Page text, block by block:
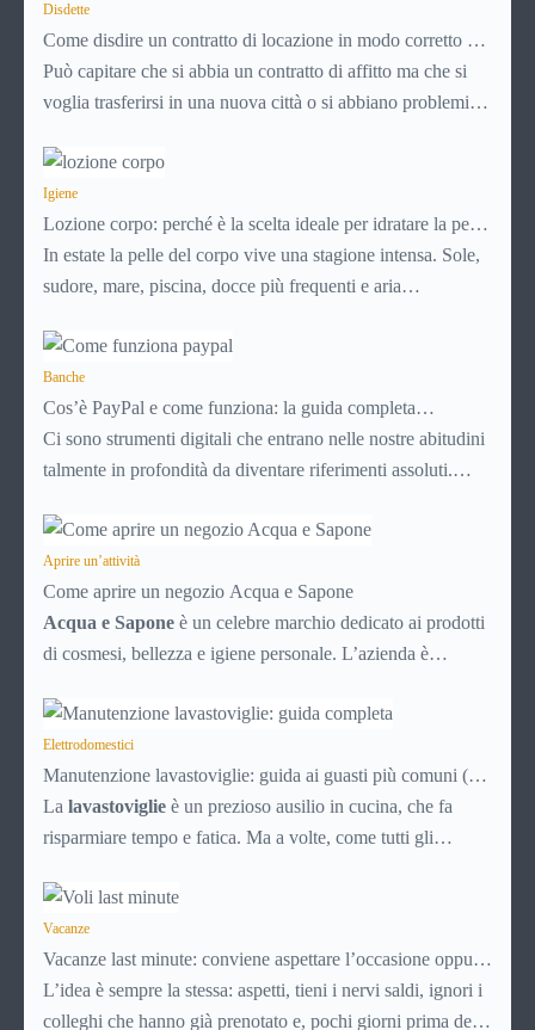
Disdette
Come disdire un contratto di locazione in modo corretto ed
efficace
Può capitare che si abbia un contratto di affitto ma che si
voglia trasferirsi in una nuova città o si abbiano problemi a
abitazione: è legittimo chiedersi se è possibile
contratto di locazione
capiremo come inviare la disdetta per un contratto di affitto.
Igiene
Lozione corpo: perché è la scelta ideale per idratare la pelle
in estate
In estate la pelle del corpo vive una stagione intensa. Sole,
sudore, mare, piscina, docce più frequenti e aria
disidratata o semplicemente meno confortevole. Eppure,
proprio nei mesi caldi, molte persone smettono di applicare
prodotti idratanti perché temono texture pesanti,
appiccicose o difficili da assorbire.
Banche
Cos’è PayPal e come funziona: la guida completa
aggiornata per venditori e privati
Ci sono strumenti digitali che entrano nelle nostre abitudini
talmente in profondità da diventare riferimenti assoluti.
per pagare un corso online, per mandare venti euro a un
amico. Ma se ti chiedi esattamente cosa succede dietro
quella schermata (e soprattutto quanto ti costa davvero)
probabilmente non hai una risposta precisa su come
funziona PayPal.
Aprire un’attività
Come aprire un negozio Acqua e Sapone
Acqua e Sapone è un celebre marchio dedicato ai prodotti
di cosmesi, bellezza e igiene personale. L’azienda è
tutta Italia è un marchio di successo, affermato e simbolo di
convenienza.
Elettrodomestici
Manutenzione lavastoviglie: guida ai guasti più comuni (e
soluzioni)
La lavastoviglie è un prezioso ausilio in cucina, che fa
risparmiare tempo e fatica. Ma a volte, come tutti gli
problemi tecnici. Ecco una breve guida ai principali guasti e
inconvenienti, con tutti i consigli utili per cercare di
risolverli da soli, senza chiamare il tecnico e risparmiando
quindi soldi.
Vacanze
Vacanze last minute: conviene aspettare l’occasione oppure
no?
L’idea è sempre la stessa: aspetti, tieni i nervi saldi, ignori i
colleghi che hanno già prenotato e, pochi giorni prima della